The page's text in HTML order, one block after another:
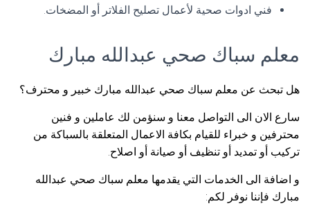
فني ادوات صحية لأعمال تصليح الفلاتر أو المضخات.
معلم سباك صحي عبدالله مبارك
هل تبحث عن معلم سباك صحي عبدالله مبارك خبير و محترف؟
سارع الان الى التواصل معنا و سنؤمن لك عاملين و فنين
محترفين و خبراء للقيام بكافة الاعمال المتعلقة بالسباكة من
تركيب أو تمديد أو تنظيف أو صيانة أو اصلاح.
و اضافة الى الخدمات التي يقدمها معلم سباك صحي عبدالله
مبارك فإننا نوفر لكم: